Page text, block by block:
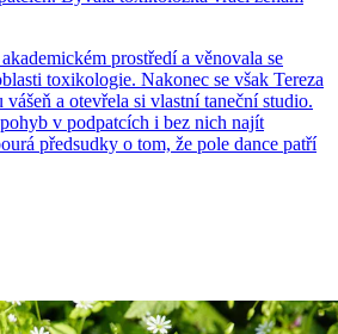
prostředí a věnovala se
toxikologie. Nakonec se však Tereza
a otevřela si vlastní taneční studio.
v podpatcích i bez nich najít
předsudky o tom, že pole dance patří